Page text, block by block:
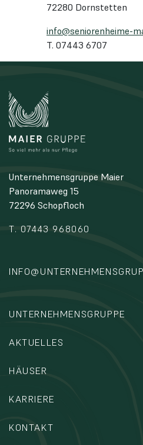
72280 Dornstetten
info@seniorenheime-
T. 07443 6707
Unternehmensgruppe Maier
Panoramaweg 15
72296 Schopfloch
T. 07443 968060
UNTERNEHMENSGRUPPE
AKTUELLES
HÄUSER
KARRIERE
KONTAKT